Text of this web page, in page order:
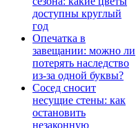
доступны круглый
год
Опечатка в
завещании: можно ли
потерять наследство
из-за одной буквы?
Сосед сносит
несущие стены: как
остановить
незаконную